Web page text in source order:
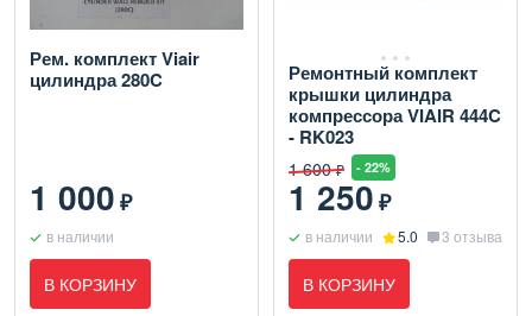
Рем. комплект Viair
цилиндра 280C
1 000₽
в наличии
В КОРЗИНУ
Ремонтный комплект
крышки цилиндра
компрессора VIAIR 444C
- RK023
1 600 ₽ - 22%
1 250₽
в наличии 5.0 3 отзыва
В КОРЗИНУ